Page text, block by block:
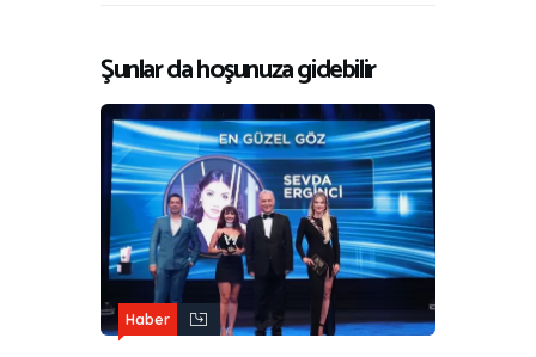
Şunlar da hoşunuza gidebilir
Haber